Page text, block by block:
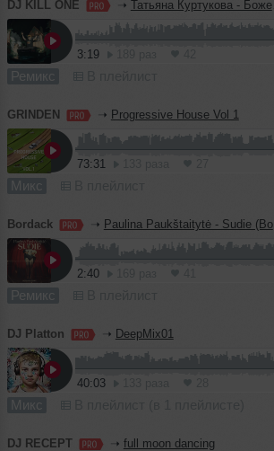
DJ KILL ONE ➝ Татьяна Куртукова - Боже, какой пустяк (KILL ONE Blend)
3:19
Ремикс
GRINDEN ➝ Progressive House Vol 1
73:31
Микс
Bordack ➝ Paulina Paukštaitytė - Sudie (Bordack Radio Edit)
2:40
Ремикс
DJ Platton ➝ DeepMix01
40:03
Микс
DJ RECEPT ➝ full moon dancing